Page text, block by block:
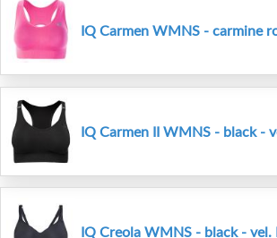
IQ Carmen WMNS - carmine
IQ Carmen II WMNS - black -
IQ Creola WMNS - black - vel.